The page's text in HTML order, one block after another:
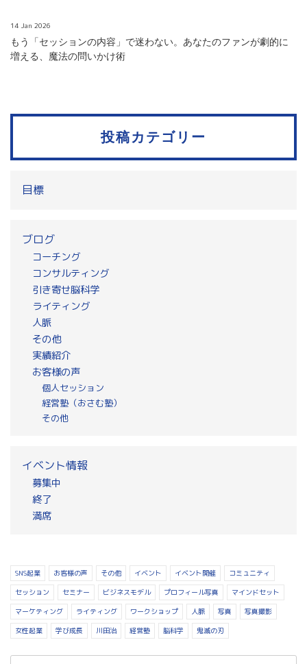
14 Jan 2026
もう「セッションの内容」で迷わない。あなたのファンが劇的に
増える、魔法の問いかけ術
投稿カテゴリー
目標
ブログ
コーチング
コンサルティング
引き寄せ脳科学
ライティング
人脈
その他
実績紹介
お客様の声
個人セッション
経営塾（おさむ塾）
その他
イベント情報
募集中
終了
満席
SNS起業 お客様の声 その他 イベント イベント開催
コミュニティ
セッション
セミナー ビジネスモデル プロフィール写真
マインドセット
マーケティング
ライティング ワークショップ 人脈 写真
写真撮影
女性起業
学び成長 川田治 経営塾 脳科学 鬼滅の刃